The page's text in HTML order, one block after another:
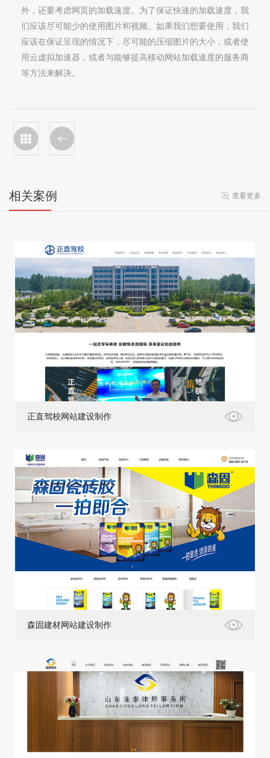
外，还要考虑网页的加载速度。为了保证快速的加载速度，我
们应该尽可能少的使用图片和视频。如果我们想要使用，我们
应该在保证呈现的情况下，尽可能的压缩图片的大小，或者使
用云虚拟加速器，或者与能够提高移动网站加载速度的服务商
等方法来解决。
相关案例 查看更多
正直驾校网站建设制作
森固建材网站建设制作